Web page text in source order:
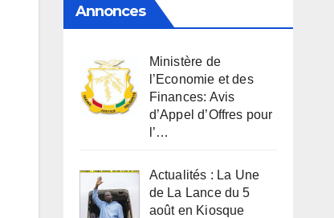
Annonces
Ministère de
l’Economie et des
Finances: Avis
d’Appel d’Offres pour
l’…
Actualités : La Une
de La Lance du 5
août en Kiosque